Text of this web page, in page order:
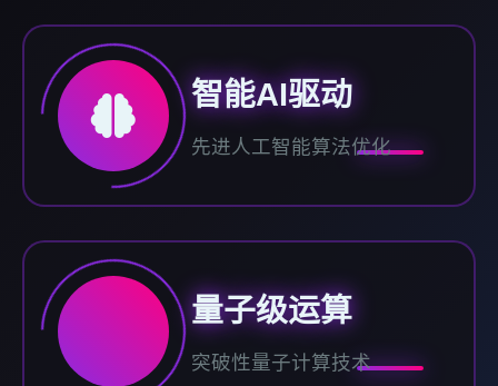
智能AI驱动
先进人工智能算法优化
量子级运算
突破性量子计算技术